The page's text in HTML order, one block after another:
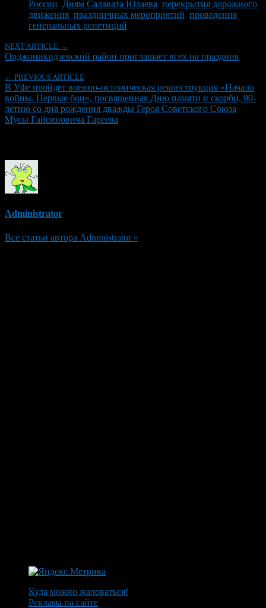
России Дням Салавата Юлаева перекрытия дорожного
движения праздничных мероприятий проведения
генеральных репетиций
NEXT ARTICLE →
Орджоникидзевский район приглашает всех на праздник
← PREVIOUS ARTICLE
В Уфе пройдет военно-историческая реконструкция «Начало
войны. Первые бои», посвященная Дню памяти и скорби, 90-
летию со дня рождения дважды Героя Советского Союза
Мусы Гайсиновича Гареева
Administrator
Все статьи автора Administrator »
Куда можно жаловаться!
Реклама на сайте